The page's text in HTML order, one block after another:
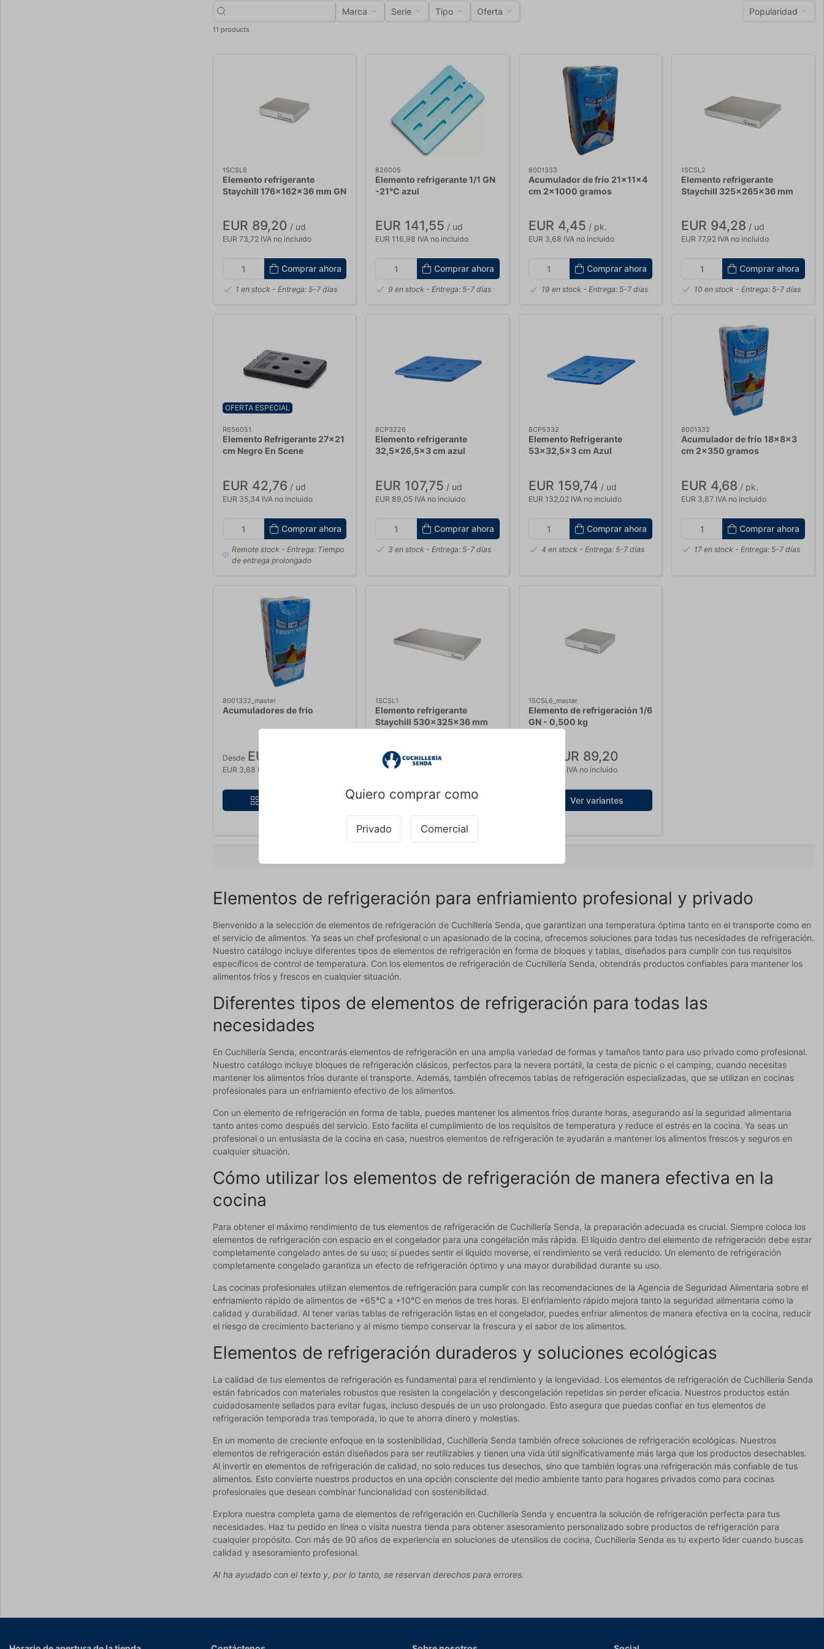
Quiero comprar como
Privado Comercial
Marca Serie Tipo Oferta Popularidad
11 products
1SCSL6
Elemento refrigerante
Staychill 176x162x36 mm GN
EUR 89,20 / ud
EUR 73,72 IVA no incluido
Comprar ahora
1 en stock - Entrega: 5-7 días
826005
Elemento refrigerante 1/1 GN
-21°C azul
EUR 141,55 / ud
EUR 116,98 IVA no incluido
Comprar ahora
9 en stock - Entrega: 5-7 días
8001333
Acumulador de frío 21x11x4
cm 2x1000 gramos
EUR 4,45 / pk.
EUR 3,68 IVA no incluido
Comprar ahora
19 en stock- Entrega: 5-7 días
1SCSL2
Elemento refrigerante
Staychill 325x265x36 mm
EUR 94,28 / ud
EUR 77,92 IVA no incluido
Comprar ahora
10 en stock- Entrega: 5-7 días
OFERTA ESPECIAL
R656051
Elemento Refrigerante 27x21
cm Negro En Scene
EUR 42,76 / ud
EUR 35,34 IVA no incluido
Comprar ahora
Remote stock- Entrega: Tiempo
de entrega prolongado
8CP3226
Elemento refrigerante
32,5x26,5x3 cm azul
EUR 107,75 / ud
EUR 89,05 IVA no incluido
Comprar ahora
3 en stock - Entrega: 5-7 días
8CP5332
Elemento Refrigerante
53x32,5x3 cm Azul
EUR 159,74 / ud
EUR 132,02 IVA no incluido
Comprar ahora
4 en stock- Entrega: 5-7 días
8001332
Acumulador de frío 18x8x3
cm 2x350 gramos
EUR 4,68 / pk.
EUR 3,87 IVA no incluido
Comprar ahora
17 en stock- Entrega: 5-7 días
8001332_master
Acumuladores de frío
Desde EUR 4,45
EUR 3,68 IVA no incluido
1SCSL1
Elemento refrigerante
Staychill 530x325x36 mm
EUR 132,95
EUR 109,88 IVA no incluido
Comprar ahora
1SCSL6_master
Elemento de refrigeración 1/6
GN - 0,500 kg
EUR 89,20
EUR 73,72 IVA no incluido
Ver variantes
Elementos de refrigeración para enfriamiento profesional y privado
Bienvenido a la selección de elementos de refrigeración de Cuchillería Senda, que garantizan una temperatura óptima tanto en el transporte como en
el servicio de alimentos. Ya seas un chef profesional o un apasionado de la cocina, ofrecemos soluciones para todas tus necesidades de refrigeración.
Nuestro catálogo incluye diferentes tipos de elementos de refrigeración en forma de bloques y tablas, diseñados para cumplir con tus requisitos
específicos de control de temperatura. Con los elementos de refrigeración de Cuchillería Senda, obtendrás productos confiables para mantener los
alimentos fríos y frescos en cualquier situación.
Diferentes tipos de elementos de refrigeración para todas las
necesidades
En Cuchillería Senda, encontrarás elementos de refrigeración en una amplia variedad de formas y tamaños tanto para uso privado como profesional.
Nuestro catálogo incluye bloques de refrigeración clásicos, perfectos para la nevera portátil, la cesta de picnic o el camping, cuando necesitas
mantener los alimentos fríos durante el transporte. Además, también ofrecemos tablas de refrigeración especializadas, que se utilizan en cocinas
profesionales para un enfriamiento efectivo de los alimentos.
Con un elemento de refrigeración en forma de tabla, puedes mantener los alimentos fríos durante horas, asegurando así la seguridad alimentaria
tanto antes como después del servicio. Esto facilita el cumplimiento de los requisitos de temperatura y reduce el estrés en la cocina. Ya seas un
profesional o un entusiasta de la cocina en casa, nuestros elementos de refrigeración te ayudarán a mantener los alimentos frescos y seguros en
cualquier situación.
Cómo utilizar los elementos de refrigeración de manera efectiva en la
cocina
Para obtener el máximo rendimiento de tus elementos de refrigeración de Cuchillería Senda, la preparación adecuada es crucial. Siempre coloca los
elementos de refrigeración con espacio en el congelador para una congelación más rápida. El líquido dentro del elemento de refrigeración debe estar
completamente congelado antes de su uso; si puedes sentir el líquido moverse, el rendimiento se verá reducido. Un elemento de refrigeración
completamente congelado garantiza un efecto de refrigeración óptimo y una mayor durabilidad durante su uso.
Las cocinas profesionales utilizan elementos de refrigeración para cumplir con las recomendaciones de la Agencia de Seguridad Alimentaria sobre el
enfriamiento rápido de alimentos de +65°C a +10°C en menos de tres horas. El enfriamiento rápido mejora tanto la seguridad alimentaria como la
calidad y durabilidad. Al tener varias tablas de refrigeración listas en el congelador, puedes enfriar alimentos de manera efectiva en la cocina, reducir
el riesgo de crecimiento bacteriano y al mismo tiempo conservar la frescura y el sabor de los alimentos.
Elementos de refrigeración duraderos y soluciones ecológicas
La calidad de tus elementos de refrigeración es fundamental para el rendimiento y la longevidad. Los elementos de refrigeración de Cuchillería Senda
están fabricados con materiales robustos que resisten la congelación y descongelación repetidas sin perder eficacia. Nuestros productos están
cuidadosamente sellados para evitar fugas, incluso después de un uso prolongado. Esto asegura que puedas confiar en tus elementos de
refrigeración temporada tras temporada, lo que te ahorra dinero y molestias.
En un momento de creciente enfoque en la sostenibilidad, Cuchillería Senda también ofrece soluciones de refrigeración ecológicas. Nuestros
elementos de refrigeración están diseñados para ser reutilizables y tienen una vida útil significativamente más larga que los productos desechables.
Al invertir en elementos de refrigeración de calidad, no solo reduces tus desechos, sino que también logras una refrigeración más confiable de tus
alimentos. Esto convierte nuestros productos en una opción consciente del medio ambiente tanto para hogares privados como para cocinas
profesionales que desean combinar funcionalidad con sostenibilidad.
Explora nuestra completa gama de elementos de refrigeración en Cuchillería Senda y encuentra la solución de refrigeración perfecta para tus
necesidades. Haz tu pedido en línea o visita nuestra tienda para obtener asesoramiento personalizado sobre productos de refrigeración para
cualquier propósito. Con más de 90 años de experiencia en soluciones de utensilios de cocina, Cuchillería Senda es tu experto líder cuando buscas
calidad y asesoramiento profesional.
AI ha ayudado con el texto y, por lo tanto, se reservan derechos para errores.